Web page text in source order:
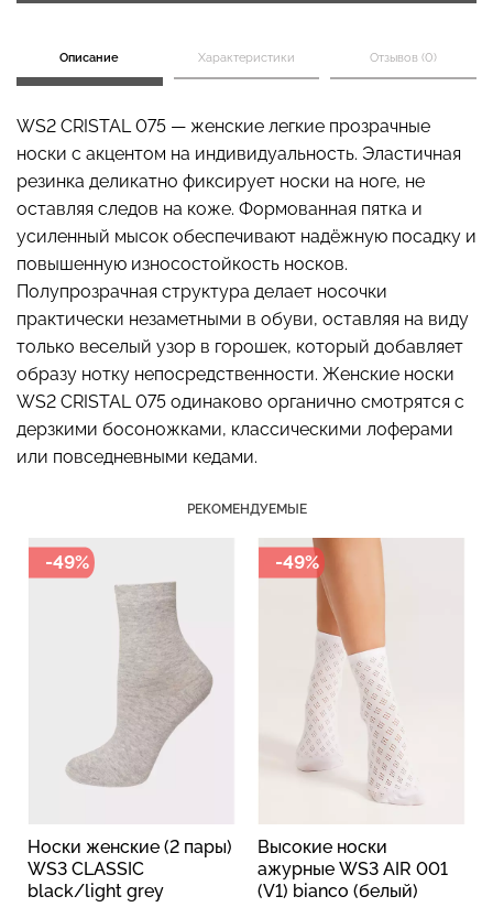
Описание Характеристики Отзывов (0)
WS2 CRISTAL 075 — женские легкие прозрачные
носки с акцентом на индивидуальность. Эластичная
резинка деликатно фиксирует носки на ноге, не
оставляя следов на коже. Формованная пятка и
усиленный мысок обеспечивают надёжную посадку и
повышенную износостойкость носков.
Полупрозрачная структура делает носочки
практически незаметными в обуви, оставляя на виду
только веселый узор в горошек, который добавляет
образу нотку непосредственности. Женские носки
WS2 CRISTAL 075 одинаково органично смотрятся с
дерзкими босоножками, классическими лоферами
или повседневными кедами.
РЕКОМЕНДУЕМЫЕ
-49%
Носки женские (2 пары)
WS3 CLASSIC
black/light grey
-49%
Высокие носки
ажурные WS3 AIR 001
(V1) bianco (белый)
Бесшовные стринги
STRING BRIEFS (черный)
Giulia
179 грн.299 грн.
Бесшовный топ с легкой
коррекцией BRA
SHAPEWEAR nude
(бежевый) Giulia
489 грн.
Бесшовные трусы
хипстеры HIPSTER BRIEFS
Топ на бретелях в рубчик
CAMI TOP RIB white